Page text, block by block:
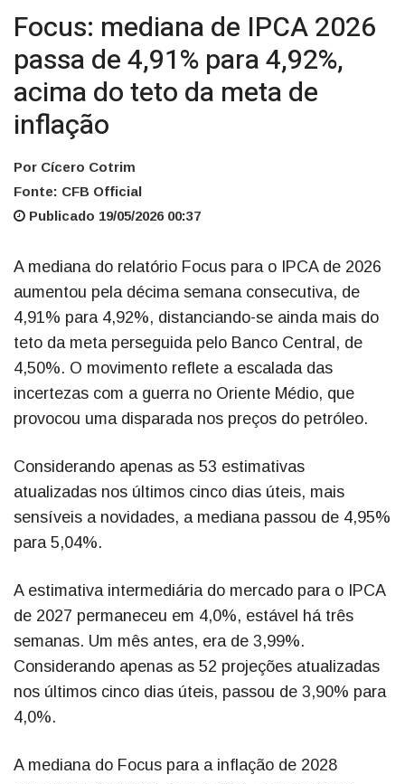
Focus: mediana de IPCA 2026
passa de 4,91% para 4,92%,
acima do teto da meta de
inflação
Por Cícero Cotrim
Fonte: CFB Official
Publicado 19/05/2026 00:37
A mediana do relatório Focus para o IPCA de 2026
aumentou pela décima semana consecutiva, de
4,91% para 4,92%, distanciando-se ainda mais do
teto da meta perseguida pelo Banco Central, de
4,50%. O movimento reflete a escalada das
incertezas com a guerra no Oriente Médio, que
provocou uma disparada nos preços do petróleo.
Considerando apenas as 53 estimativas
atualizadas nos últimos cinco dias úteis, mais
sensíveis a novidades, a mediana passou de 4,95%
para 5,04%.
A estimativa intermediária do mercado para o IPCA
de 2027 permaneceu em 4,0%, estável há três
semanas. Um mês antes, era de 3,99%.
Considerando apenas as 52 projeções atualizadas
nos últimos cinco dias úteis, passou de 3,90% para
4,0%.
A mediana do Focus para a inflação de 2028